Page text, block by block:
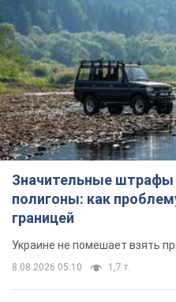
Значительные штрафы
полигоны: как
границей
Украине не помешает взять
8.08.2026 05:10 1,7 т.